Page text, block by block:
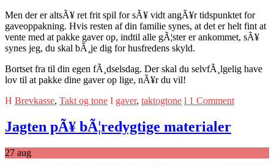
Men der er altsÃ¥ ret frit spil for sÃ¥ vidt angÃ¥r tidspunktet for
gaveoppakning. Hvis resten af din familie synes, at det er helt fint at
vente med at pakke gaver op, indtil alle gÃ¦ster er ankommet, sÃ¥
synes jeg, du skal bÃ¸je dig for husfredens skyld.
Bortset fra til din egen fÃ¸dselsdag. Der skal du selvfÃ¸lgelig have
lov til at pakke dine gaver op lige, nÃ¥r du vil!
Brevkasse, Takt og tone gaver, taktogtone 1 Comment
Jagten pÃ¥ bÃ¦redygtige materialer
27 aug